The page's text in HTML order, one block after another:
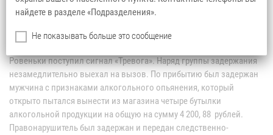
найдете в разделе «Подразделения».
Не показывать больше это сообщение
Ровеньки поступил сигнал «Тревога». Наряд группы задержания
незамедлительно выехал на вызов. По прибытию был задержан
мужчина с признаками алкогольного опьянения, который
открыто пытался вынести из магазина четыре бутылки
алкогольной продукции на общую на сумму 4 200, 88 рублей.
Правонарушитель был задержан и передан следственно-